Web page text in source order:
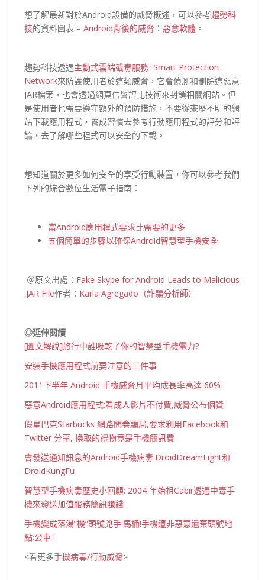
想了解最新對於Android設備的威脅概述，可以參考趨勢科
技的資料圖表 – Android背後的威脅：惡意軟體 。
趨勢科技透過主動式雲端截毒服務 Smart Protection
Network來防護使用者於這類威脅，它會偵測和刪除這惡意
JAR檔案，也會透過網頁信譽評比技術來封鎖相關網站。但
是使用者也需要遵守額外的預防措施，不要從來歷不明的網
站下載應用程式，養成習慣去參考行動應用程式的評分和評
論，去了解哪些程式可以安全的下載。
想知道關於更多如何安全的享受行動裝置，你可以參考我們
下列的綜合數位生活電子指南：
當Android應用程式要求比需要的更多
五個簡單的步驟以確保Android智慧型手機安全
＠原文出處： Fake Skype for Android Leads to Malicious
.JAR File作者： Karla Agregado（詐騙分析師）
◎延伸閱讀
[圖文解說]旅行中誰吸乾了你的智慧型手機電力?
安裝手機應用程式前要注意的三件事
2011下半年 Android 手機威脅月平均成長率高達 60%
惡意Android應用程式:看成人影片不付費,威脅公布個資
假星巴克Starbucks 網路問卷騙局,要求利用Facebook和
Twitter 分享, 換取的禮物竟是手機簡訊費
會發送通知訊息的Android手機病毒:DroidDreamLight和
DroidKungFu
智慧型手機病毒歷史小回顧: 2004 年始祖Cabir透過中毒手
機來發送加值服務簡訊賺錢
手機變成落湯”機”頭號兇手:馬桶!手機遭非惡意遺棄頭號地
點:公車 !
<看更多手機病毒/行動威脅>